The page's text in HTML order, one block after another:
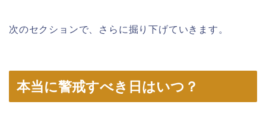
次のセクションで、さらに掘り下げていきます。
本当に警戒すべき日はいつ？